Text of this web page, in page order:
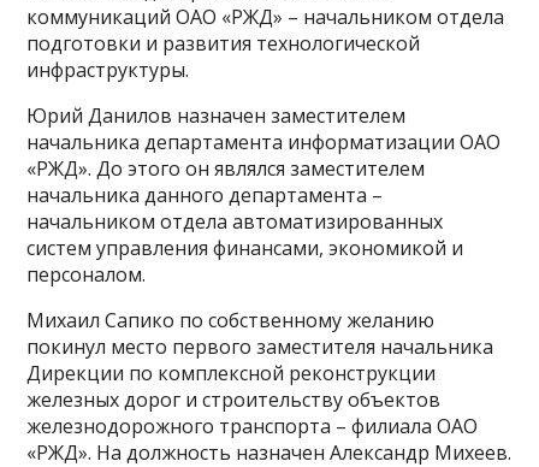
коммуникаций ОАО «РЖД» – начальником отдела
подготовки и развития технологической
инфраструктуры.
Юрий Данилов назначен заместителем
начальника департамента информатизации ОАО
«РЖД». До этого он являлся заместителем
начальника данного департамента –
начальником отдела автоматизированных
систем управления финансами, экономикой и
персоналом.
Михаил Сапико по собственному желанию
покинул место первого заместителя начальника
Дирекции по комплексной реконструкции
железных дорог и строительству объектов
железнодорожного транспорта – филиала ОАО
«РЖД». На должность назначен Александр Михеев.